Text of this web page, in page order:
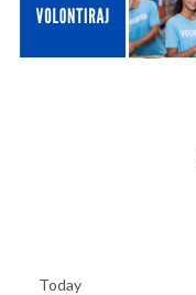
Today